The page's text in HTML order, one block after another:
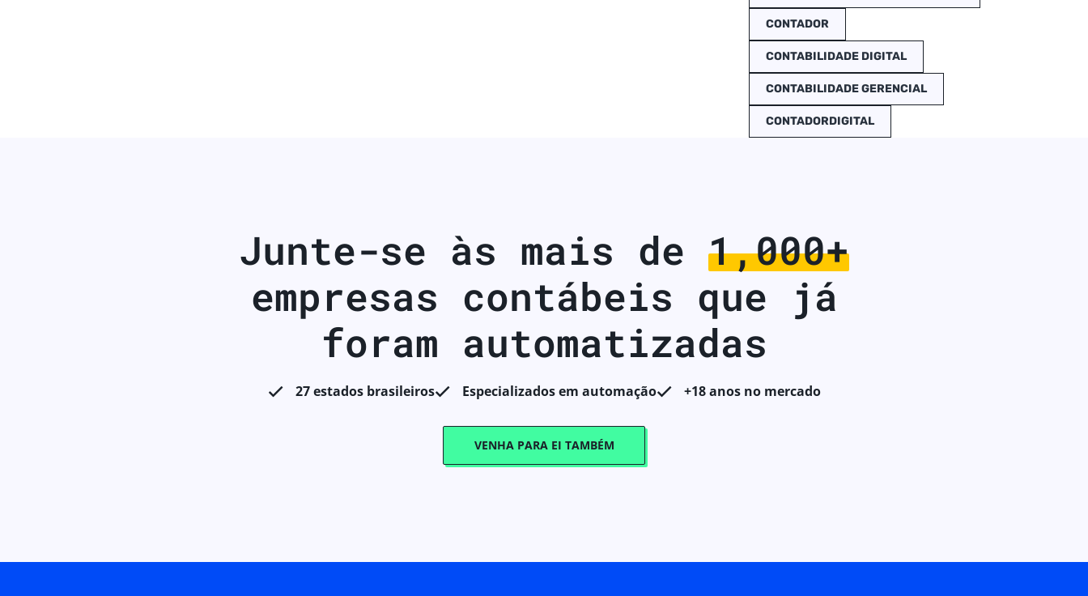
CONTADOR
CONTABILIDADE DIGITAL
CONTABILIDADE GERENCIAL
CONTADORDIGITAL
Junte-se às mais de 1,000+
empresas contábeis que já
foram automatizadas
27 estados brasileiros Especializados em automação +18 anos no mercado
VENHA PARA EI TAMBÉM